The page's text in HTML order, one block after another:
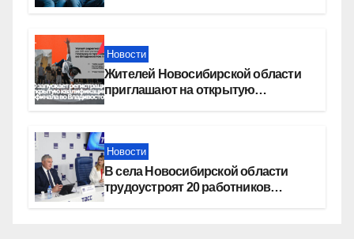
Новости
Жителей Новосибирской области
приглашают на открытую
Новости
В села Новосибирской области
трудоустроят 20 работников